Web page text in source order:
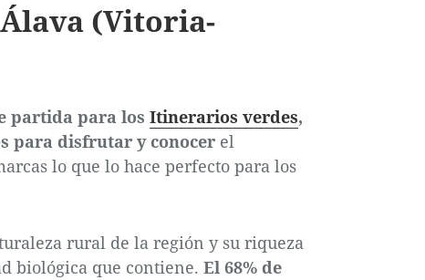
(Vitoria-
partida para losItinerarios verdes,
para disfrutar y conocer el
lo que lo hace perfecto para los
rural de la región y su riqueza
biológica que contiene.El 68% de